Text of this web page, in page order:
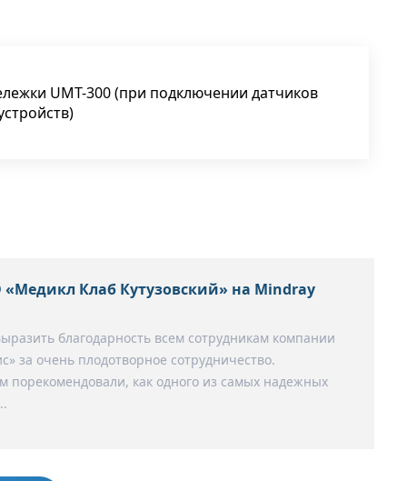
UMT-300 (при подключении датчиков
Клаб Кутузовский» на Mindray
благодарность всем сотрудникам компании
за очень плодотворное сотрудничество.
порекомендовали, как одного из самых надежных